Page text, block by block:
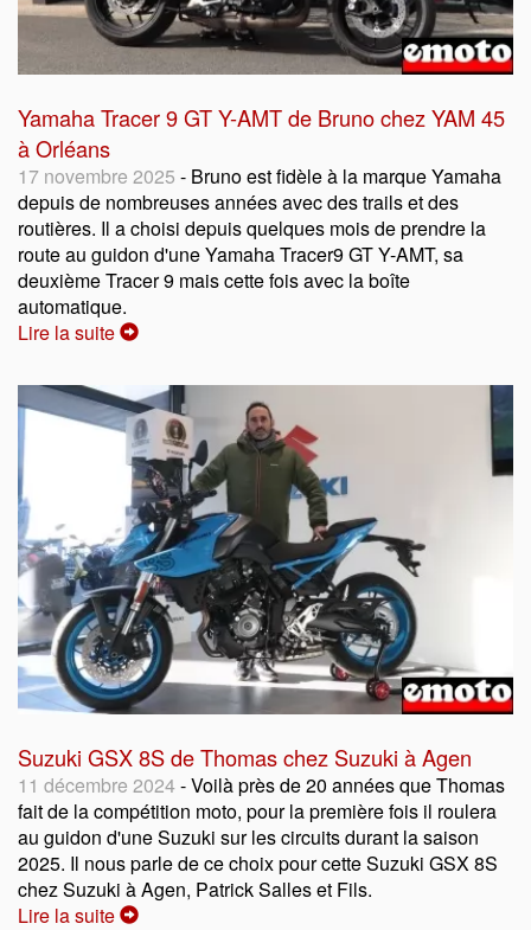
Yamaha Tracer 9 GT Y-AMT de Bruno chez YAM 45
à Orléans
17 novembre 2025 - Bruno est fidèle à la marque Yamaha
depuis de nombreuses années avec des trails et des
routières. Il a choisi depuis quelques mois de prendre la
route au guidon d'une Yamaha Tracer9 GT Y-AMT, sa
deuxième Tracer 9 mais cette fois avec la boîte
automatique.
Lire la suite
Suzuki GSX 8S de Thomas chez Suzuki à Agen
11 décembre 2024- Voilà près de 20 années que Thomas
fait de la compétition moto, pour la première fois il roulera
au guidon d'une Suzuki sur les circuits durant la saison
2025. Il nous parle de ce choix pour cette Suzuki GSX 8S
chez Suzuki à Agen, Patrick Salles et Fils.
Lire la suite